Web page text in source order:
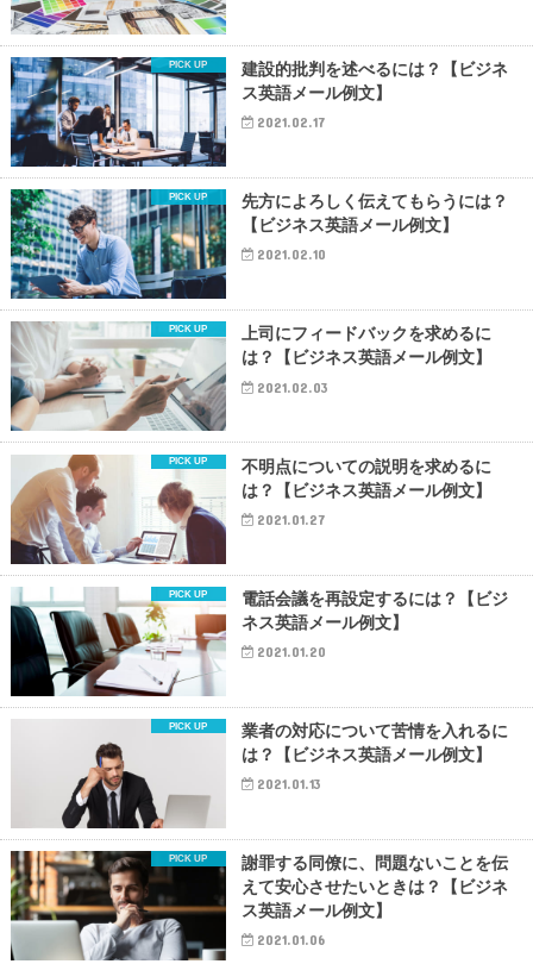
建設的批判を述べるには？【ビジネ
ス英語メール例文】
2021.02.17
先方によろしく伝えてもらうには？
【ビジネス英語メール例文】
2021.02.10
上司にフィードバックを求めるに
は？【ビジネス英語メール例文】
2021.02.03
不明点についての説明を求めるに
は？【ビジネス英語メール例文】
2021.01.27
電話会議を再設定するには？【ビジ
ネス英語メール例文】
2021.01.20
業者の対応について苦情を入れるに
は？【ビジネス英語メール例文】
2021.01.13
謝罪する同僚に、問題ないことを伝
えて安心させたいときは？【ビジネ
ス英語メール例文】
2021.01.06